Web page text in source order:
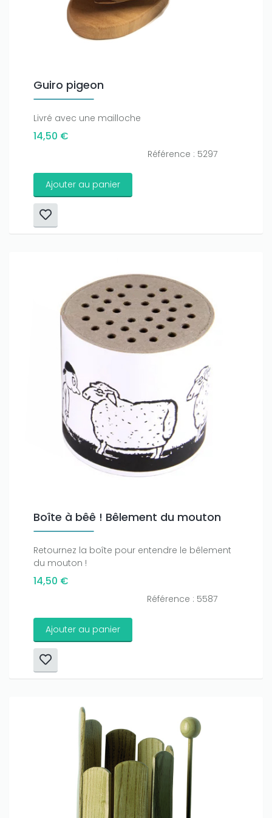
Guiro pigeon
Livré avec une mailloche
14,50 €
Référence : 5297
Ajouter au panier
Boîte à bêê ! Bêlement du mouton
Retournez la boîte pour entendre le bêlement
du mouton !
14,50 €
Référence : 5587
Ajouter au panier